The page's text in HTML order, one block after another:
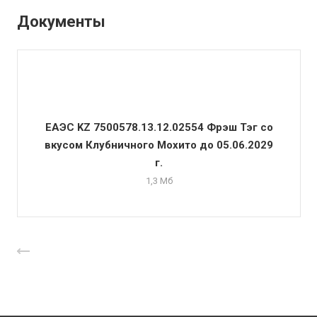
Документы
ЕАЭС KZ 7500578.13.12.02554 Фрэш Тэг со
вкусом Клубничного Мохито до 05.06.2029
г.
1,3 Мб